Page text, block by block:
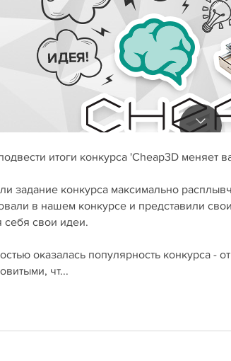
итоги конкурса 'Cheap3D меняет
задание конкурса максимально
в нашем конкурсе и представили
свои идеи.
оказалась популярность конкурса -
чт...